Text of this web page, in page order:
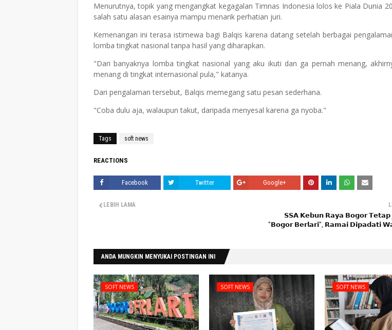
Menurutnya, topik yang mengangkat kegagalan Timnas Indonesia lolos ke Piala Dunia
salah satu alasan esainya mampu menarik perhatian juri.
Kemenangan ini terasa istimewa bagi Balqis karena datang setelah berbagai
lomba tingkat nasional tanpa hasil yang diharapkan.
"Dari banyaknya lomba tingkat nasional yang aku ikuti dan ga pernah menang,
menang di tingkat internasional pula," katanya.
Dari pengalaman tersebut, Balqis memegang satu pesan sederhana.
"Coba dulu aja, walaupun takut, daripada menyesal karena ga nyoba."
Tags soft news
REACTIONS
Facebook Twitter Google+
𝗦𝗦𝗔 𝗞𝗲𝗯𝘂𝗻 𝗥𝗮𝘆𝗮 𝗕𝗼𝗴𝗼𝗿 𝗧𝗲𝘁𝗮𝗽
"𝗕𝗼𝗴𝗼𝗿 𝗕𝗲𝗿𝗹𝗮𝗿𝗶", 𝗥𝗮𝗺𝗮𝗶 𝗗𝗶𝗽𝗮𝗱𝗮𝘁𝗶
LEBIH LAMA
ANDA MUNGKIN MENYUKAI POSTINGAN INI
SOFT NEWS SOFT NEWS SOFT NEWS